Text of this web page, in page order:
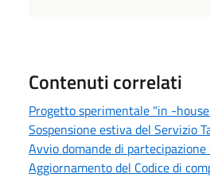
Contenuti correlati
Progetto sperimentale "in -
Sospensione estiva del Servizio
Avvio domande di
Aggiornamento del Codice di